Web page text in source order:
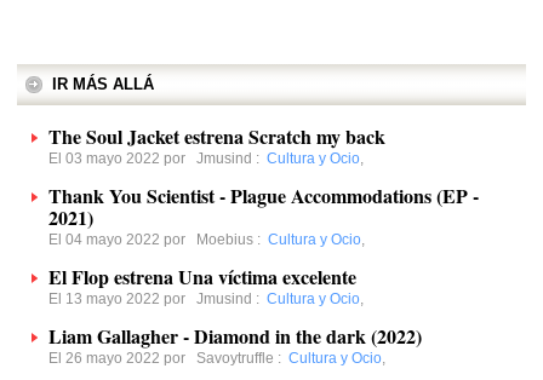
IR MÁS ALLÁ
The Soul Jacket estrena Scratch my back
El 03 mayo 2022 por Jmusind : Cultura y Ocio,
Thank You Scientist - Plague Accommodations (EP -
2021)
El 04 mayo 2022 por Moebius : Cultura y Ocio,
El Flop estrena Una víctima excelente
El 13 mayo 2022 por Jmusind : Cultura y Ocio,
Liam Gallagher - Diamond in the dark (2022)
El 26 mayo 2022 por Savoytruffle : Cultura y Ocio,